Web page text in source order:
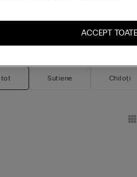
tot Sutiene Chiloți
ACCEPT